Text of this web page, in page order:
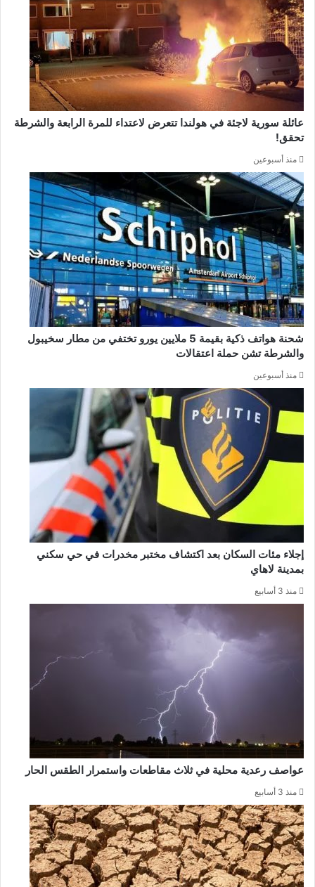
عائلة سورية لاجئة في هولندا تتعرض لاعتداء للمرة الرابعة والشرطة
تحقق!
منذ أسبوعين
شحنة هواتف ذكية بقيمة 5 ملايين يورو تختفي من مطار سخيبول
والشرطة تشن حملة اعتقالات
منذ أسبوعين
إجلاء مئات السكان بعد اكتشاف مختبر مخدرات في حي سكني
بمدينة لاهاي
منذ 3 أسابيع
عواصف رعدية محلية في ثلاث مقاطعات واستمرار الطقس الحار
منذ 3 أسابيع